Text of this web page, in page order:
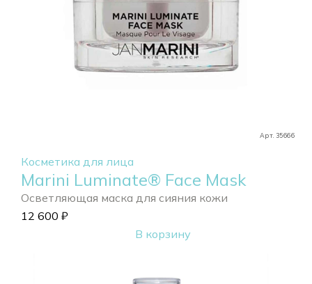
Арт. 35666
Косметика для лица
Marini Luminate® Face Mask
Осветляющая маска для сияния кожи
12 600 ₽
В корзину